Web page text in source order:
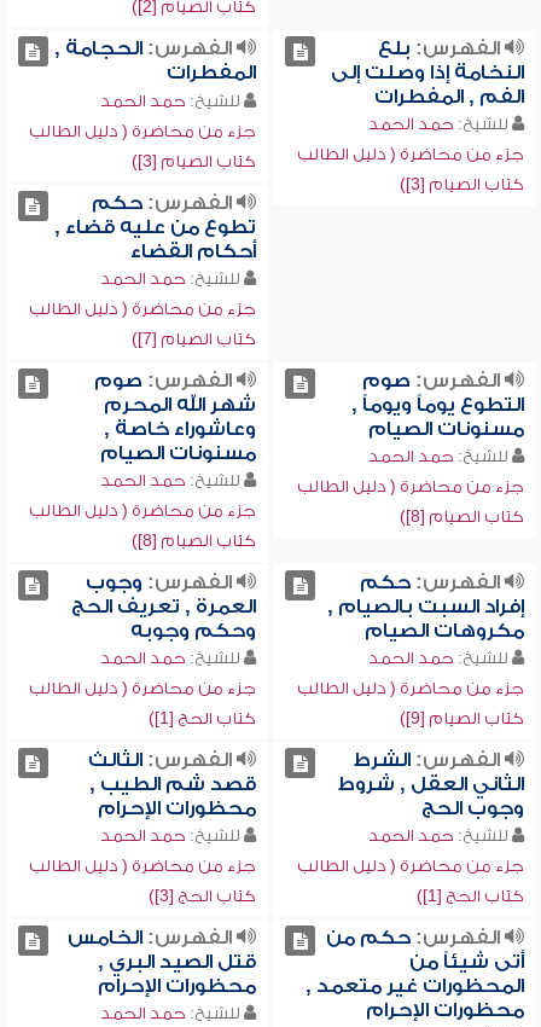
كتاب الصيام [2])
الفهرس: بلع
النخامة إذا وصلت إلى
الفم , المفطرات
للشيخ: حمد الحمد
جزء من محاضرة ( دليل الطالب
كتاب الصيام [3])
الفهرس:الحجامة ,
المفطرات
للشيخ: حمد الحمد
جزء من محاضرة ( دليل الطالب
كتاب الصيام [3])
الفهرس:حكم
تطوع من عليه قضاء ,
أحكام القضاء
للشيخ: حمد الحمد
جزء من محاضرة ( دليل الطالب
كتاب الصيام [7])
الفهرس: صوم
التطوع يوماً ويوماً ,
مسنونات الصيام
للشيخ: حمد الحمد
جزء من محاضرة ( دليل الطالب
كتاب الصيام [8])
الفهرس: صوم
شهر الله المحرم
وعاشوراء خاصة ,
مسنونات الصيام
للشيخ: حمد الحمد
جزء من محاضرة ( دليل الطالب
كتاب الصيام [8])
الفهرس:حكم
إفراد السبت بالصيام ,
مكروهات الصيام
للشيخ: حمد الحمد
جزء من محاضرة ( دليل الطالب
كتاب الصيام [9])
الفهرس: وجوب
العمرة , تعريف الحج
وحكم وجوبه
للشيخ: حمد الحمد
جزء من محاضرة ( دليل الطالب
كتاب الحج [1])
الفهرس:الشرط
الثاني العقل , شروط
وجوب الحج
للشيخ: حمد الحمد
جزء من محاضرة ( دليل الطالب
كتاب الحج [1])
الفهرس:الثالث
قصد شم الطيب ,
محظورات الإحرام
للشيخ: حمد الحمد
جزء من محاضرة ( دليل الطالب
كتاب الحج [3])
الفهرس:حكم من
أتى شيئاً من
المحظورات غير متعمد ,
محظورات الإحرام
الفهرس:الخامس
قتل الصيد البري ,
محظورات الإحرام
للشيخ: حمد الحمد